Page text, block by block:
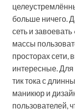
больше ничего.
сеть и
массы
просторах сети,
интересные. Для
тик тока с
маникюр и
пользователей,